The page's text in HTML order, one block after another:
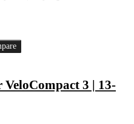
3 | 13-